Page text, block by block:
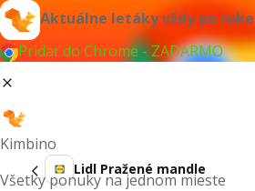
Aktuálne letáky vždy po ruke
Pridať do Chrome - ZADARMO
Kimbino
Všetky ponuky na jednom mieste
Lidl Pražené mandle